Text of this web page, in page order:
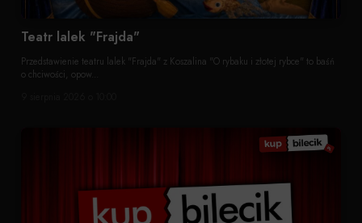
Teatr lalek "Frajda"
Przedstawienie teatru lalek "Frajda" z Koszalina "O rybaku i złotej rybce" to baśń
o chciwości, opow...